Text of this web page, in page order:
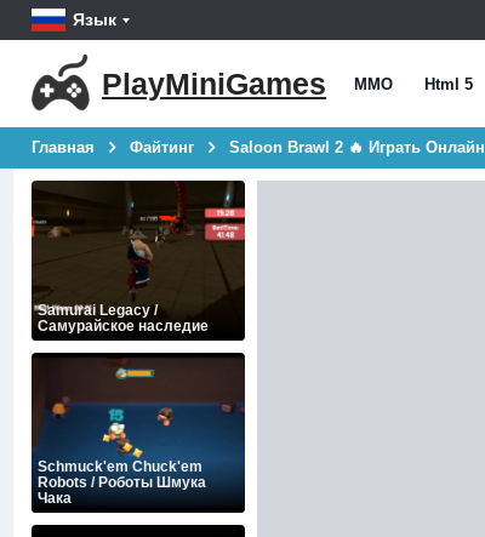
Язык
PlayMiniGames MMO Html 5
Главная Файтинг Saloon Brawl 2 🔥 Играть Онлайн
Samurai Legacy /
Самурайское наследие
Schmuck'em Chuck'em
Robots / Роботы Шмука
Чака